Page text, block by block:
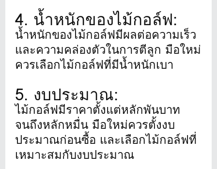
4. น้ำหนักของไม้กอล์ฟ:
น้ำหนักของไม้กอล์ฟมีผลต่อความเร็ว
และความคล่องตัวในการตีลูก มือใหม่
ควรเลือกไม้กอล์ฟที่มีน้ำหนักเบา
5. งบประมาณ:
ไม้กอล์ฟมีราคาตั้งแต่หลักพันบาท
จนถึงหลักหมื่น มือใหม่ควรตั้งงบ
ประมาณก่อนซื้อ และเลือกไม้กอล์ฟที่
เหมาะสมกับงบประมาณ